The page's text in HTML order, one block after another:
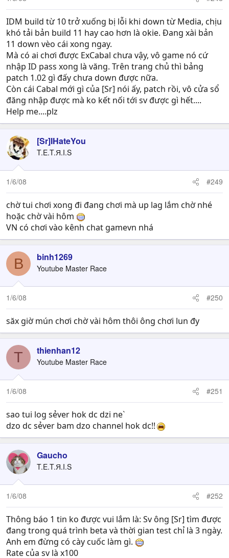
IDM build từ 10 trở xuống bị lỗi khi down từ Media, chịu
khó tải bản build 11 hay cao hơn là okie. Đang xài bản
11 down vèo cái xong ngay.
Mà có ai chơi được ExCabal chưa vậy, vô game nó cứ
nhập ID pass xong là văng. Trên trang chủ thì bảng
patch 1.02 gì đấy chưa down được nữa.
Còn cái Cabal mới gì của [Sr] nói ấy, patch rồi, vô cửa sổ
đăng nhập được mà ko kết nối tới sv được gì hết....
Help me....plz
[Sr]IHateYou
T.E.T.Я.I.S
1/6/08 #249
chờ tui chơi xong đi đang chơi mà up lag lắm chờ nhé
hoặc chờ vài hôm
VN có chơi vào kênh chat gamevn nhá
B binh1269
Youtube Master Race
1/6/08 #250
săx giờ mún chơi chờ vài hôm thôi ông chơi lun đy
T thienhan12
Youtube Master Race
1/6/08 #251
sao tui log sẻver hok dc dzi ne`
dzo dc sẻver bam dzo channel hok dc!!
Gaucho
T.E.T.Я.I.S
1/6/08 #252
Thông báo 1 tin ko được vui lắm là: Sv ông [Sr] tìm được
đang trong quá trình beta và thời gian test chỉ là 3 ngày.
Anh em đừng có cày cuốc làm gì.
Rate của sv là x100